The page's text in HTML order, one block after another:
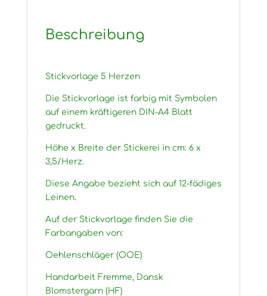
Beschreibung
Stickvorlage 5 Herzen
Die Stickvorlage ist farbig mit Symbolen
auf einem kräftigeren DIN-A4 Blatt
gedruckt.
Höhe x Breite der Stickerei in cm: 6 x
3,5/Herz.
Diese Angabe bezieht sich auf 12-fädiges
Leinen.
Auf der Stickvorlage finden Sie die
Farbangaben von:
Oehlenschläger (OOE)
Handarbeit Fremme, Dansk
Blomstergarn (HF)